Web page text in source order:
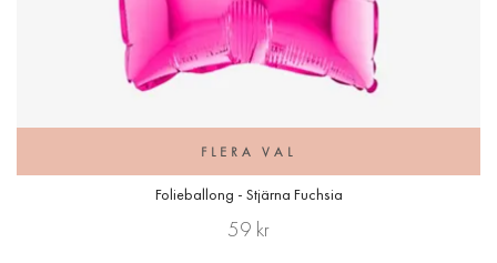
FLERA VAL
Folieballong - Stjärna Fuchsia
59 kr